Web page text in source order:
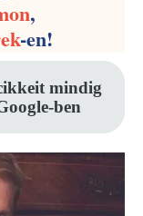
,
-en!
mindig
ben